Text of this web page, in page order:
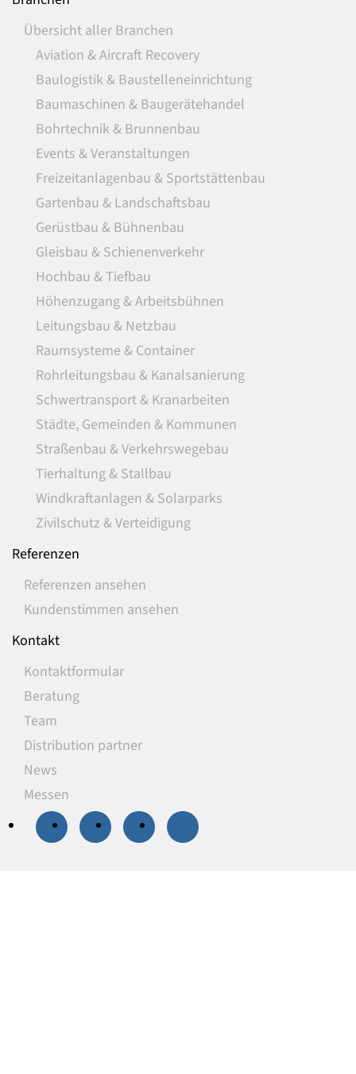
Übersicht aller Branchen
Aviation & Aircraft Recovery
Baulogistik & Baustelleneinrichtung
Baumaschinen & Baugerätehandel
Bohrtechnik & Brunnenbau
Events & Veranstaltungen
Freizeitanlagenbau & Sportstättenbau
Gartenbau & Landschaftsbau
Gerüstbau & Bühnenbau
Gleisbau & Schienenverkehr
Hochbau & Tiefbau
Höhenzugang & Arbeitsbühnen
Leitungsbau & Netzbau
Raumsysteme & Container
Rohrleitungsbau & Kanalsanierung
Schwertransport & Kranarbeiten
Städte, Gemeinden & Kommunen
Straßenbau & Verkehrswegebau
Tierhaltung & Stallbau
Windkraftanlagen & Solarparks
Zivilschutz & Verteidigung
Referenzen
Referenzen ansehen
Kundenstimmen ansehen
Kontakt
Kontaktformular
Beratung
Team
Distribution partner
News
Messen